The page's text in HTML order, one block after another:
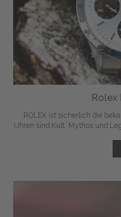
Rolex
ROLEX ist sicherlich die
Uhren sind Kult, Mythos und